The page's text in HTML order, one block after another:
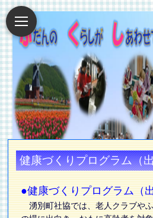
健康づくりプログラム（
●健康づくりプログラム（
湧別町社協では、老人クラブや